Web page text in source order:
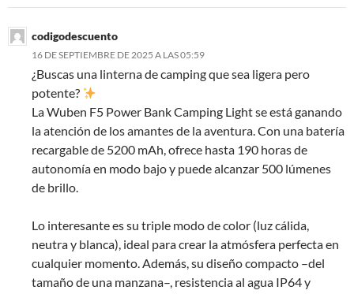
codigodescuento
16 DE SEPTIEMBRE DE 2025 A LAS 05:59
¿Buscas una linterna de camping que sea ligera pero
potente?
La Wuben F5 Power Bank Camping Light se está ganando
la atención de los amantes de la aventura. Con una batería
recargable de 5200 mAh, ofrece hasta 190 horas de
autonomía en modo bajo y puede alcanzar 500 lúmenes
de brillo.
Lo interesante es su triple modo de color (luz cálida,
neutra y blanca), ideal para crear la atmósfera perfecta en
cualquier momento. Además, su diseño compacto –del
tamaño de una manzana–, resistencia al agua IP64 y